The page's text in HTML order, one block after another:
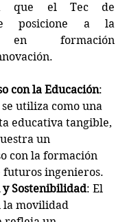
que el Tec de
posicione a la
en formación
con la Educación:
utiliza como una
educativa tangible,
un
con la formación
futuros ingenieros.
Sostenibilidad: El
la movilidad